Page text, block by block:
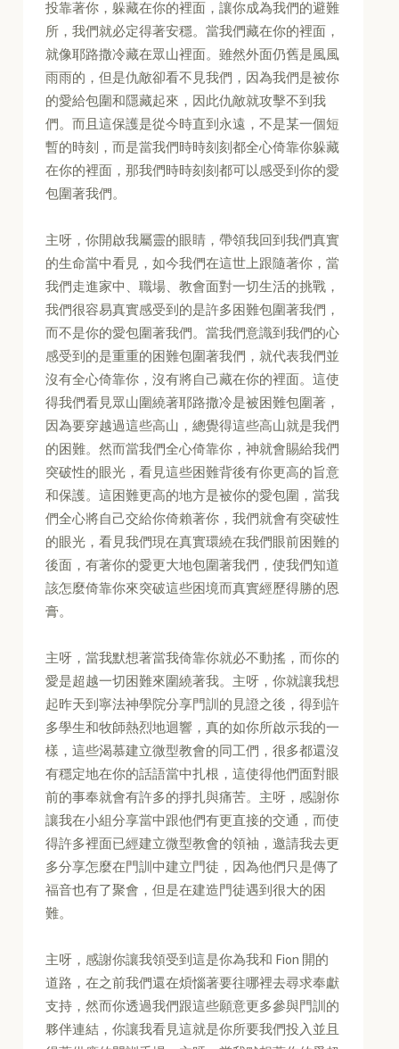
投靠著你，躲藏在你的裡面，讓你成為我們的避難
所，我們就必定得著安穩。當我們藏在你的裡面，
就像耶路撒冷藏在眾山裡面。雖然外面仍舊是風風
雨雨的，但是仇敵卻看不見我們，因為我們是被你
的愛給包圍和隱藏起來，因此仇敵就攻擊不到我
們。而且這保護是從今時直到永遠，不是某一個短
暫的時刻，而是當我們時時刻刻都全心倚靠你躲藏
在你的裡面，那我們時時刻刻都可以感受到你的愛
包圍著我們。
主呀，你開啟我屬靈的眼睛，帶領我回到我們真實
的生命當中看見，如今我們在這世上跟隨著你，當
我們走進家中、職場、教會面對一切生活的挑戰，
我們很容易真實感受到的是許多困難包圍著我們，
而不是你的愛包圍著我們。當我們意識到我們的心
感受到的是重重的困難包圍著我們，就代表我們並
沒有全心倚靠你，沒有將自己藏在你的裡面。這使
得我們看見眾山圍繞著耶路撒冷是被困難包圍著，
因為要穿越過這些高山，總覺得這些高山就是我們
的困難。然而當我們全心倚靠你，神就會賜給我們
突破性的眼光，看見這些困難背後有你更高的旨意
和保護。這困難更高的地方是被你的愛包圍，當我
們全心將自己交給你倚賴著你，我們就會有突破性
的眼光，看見我們現在真實環繞在我們眼前困難的
後面，有著你的愛更大地包圍著我們，使我們知道
該怎麼倚靠你來突破這些困境而真實經歷得勝的恩
膏。
主呀，當我默想著當我倚靠你就必不動搖，而你的
愛是超越一切困難來圍繞著我。主呀，你就讓我想
起昨天到寧法神學院分享門訓的見證之後，得到許
多學生和牧師熱烈地迴響，真的如你所啟示我的一
樣，這些渴慕建立微型教會的同工們，很多都還沒
有穩定地在你的話語當中扎根，這使得他們面對眼
前的事奉就會有許多的掙扎與痛苦。主呀，感謝你
讓我在小組分享當中跟他們有更直接的交通，而使
得許多裡面已經建立微型教會的領袖，邀請我去更
多分享怎麼在門訓中建立門徒，因為他們只是傳了
福音也有了聚會，但是在建造門徒遇到很大的困
難。
主呀，感謝你讓我領受到這是你為我和 Fion 開的
道路，在之前我們還在煩惱著要往哪裡去尋求奉獻
支持，然而你透過我們跟這些願意更多參與門訓的
夥伴連結，你讓我看見這就是你所要我們投入並且